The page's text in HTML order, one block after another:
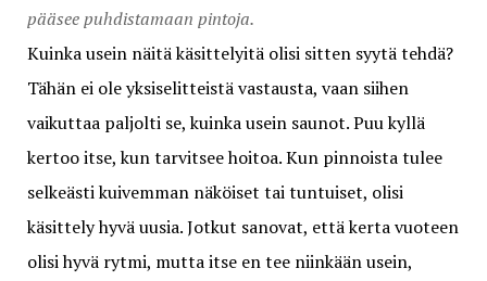
pääsee puhdistamaan pintoja.
Kuinka usein näitä käsittelyitä olisi sitten syytä tehdä?
Tähän ei ole yksiselitteistä vastausta, vaan siihen
vaikuttaa paljolti se, kuinka usein saunot. Puu kyllä
kertoo itse, kun tarvitsee hoitoa. Kun pinnoista tulee
selkeästi kuivemman näköiset tai tuntuiset, olisi
käsittely hyvä uusia. Jotkut sanovat, että kerta vuoteen
olisi hyvä rytmi, mutta itse en tee niinkään usein,